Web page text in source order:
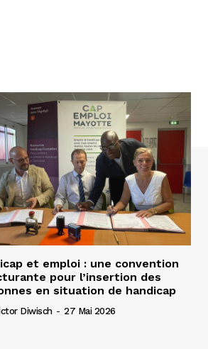
et emploi : une convention
pour l’insertion des
en situation de handicap
Diwisch - 27 Mai 2026